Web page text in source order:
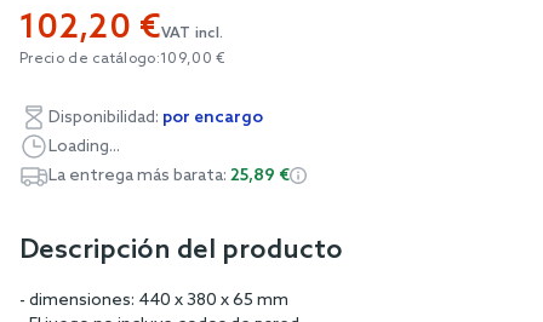
the
images
102,20 €VAT incl.
Precio de catálogo:109,00 €
Disponibilidad: por encargo
Loading...
La entrega más barata: 25,89 €
Descripción del producto
- dimensiones: 440 x 380 x 65 mm